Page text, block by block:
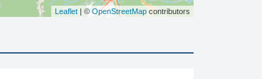
Leaflet | © OpenStreetMap contributors